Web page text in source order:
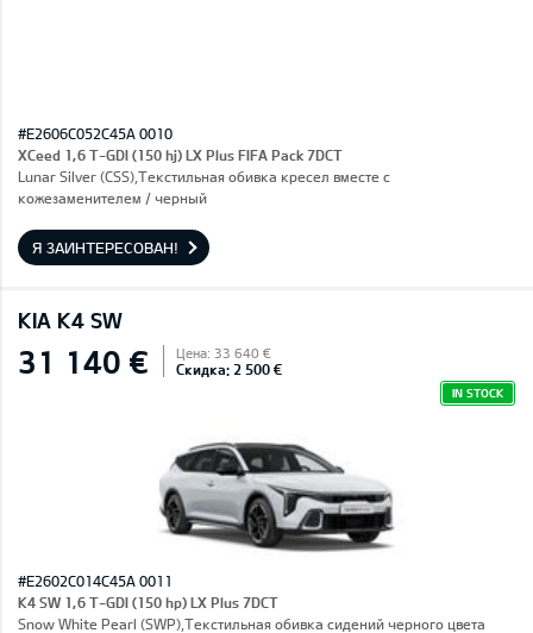
#E2606C052C45A 0010
XCeed 1,6 T-GDI (150 hj) LX Plus FIFA Pack 7DCT
Lunar Silver (CSS),Текстильная обивка кресел вместе с
кожезаменителем / черный
Я ЗАИНТЕРЕСОВАН!
KIA K4 SW
31 140 € Цена: 33 640 €
Скидка: 2 500 €
IN STOCK
#E2602C014C45A 0011
K4 SW 1,6 T-GDI (150 hp) LX Plus 7DCT
Snow White Pearl (SWP),Текстильная обивка сидений черного цвета